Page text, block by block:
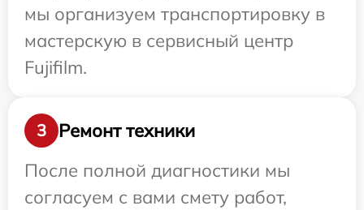
мы организуем транспортировку в
мастерскую в сервисный центр
Fujifilm.
3
Ремонт техники
После полной диагностики мы
согласуем с вами смету работ,